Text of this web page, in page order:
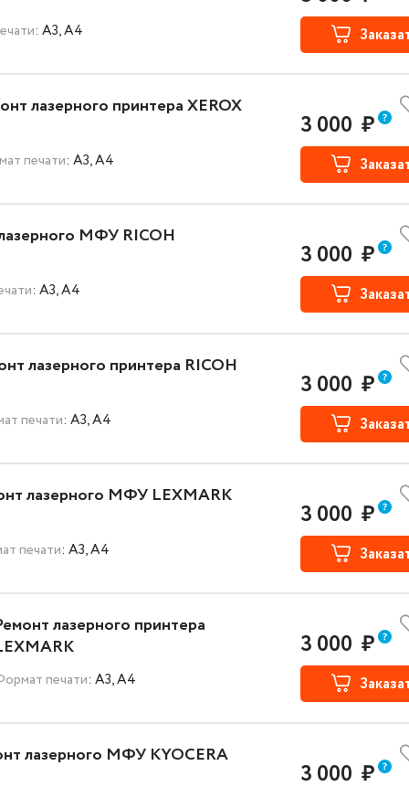
: A3, A4
лазерного принтера XEROX
печати: A3, A4
3 000 ₽
МФУ RICOH
: A3, A4
3 000 ₽
лазерного принтера RICOH
печати: A3, A4
3 000 ₽
лазерного МФУ LEXMARK
печати: A3, A4
3 000 ₽
лазерного принтера
печати: A3, A4
3 000 ₽
лазерного МФУ KYOCERA
3 000 ₽